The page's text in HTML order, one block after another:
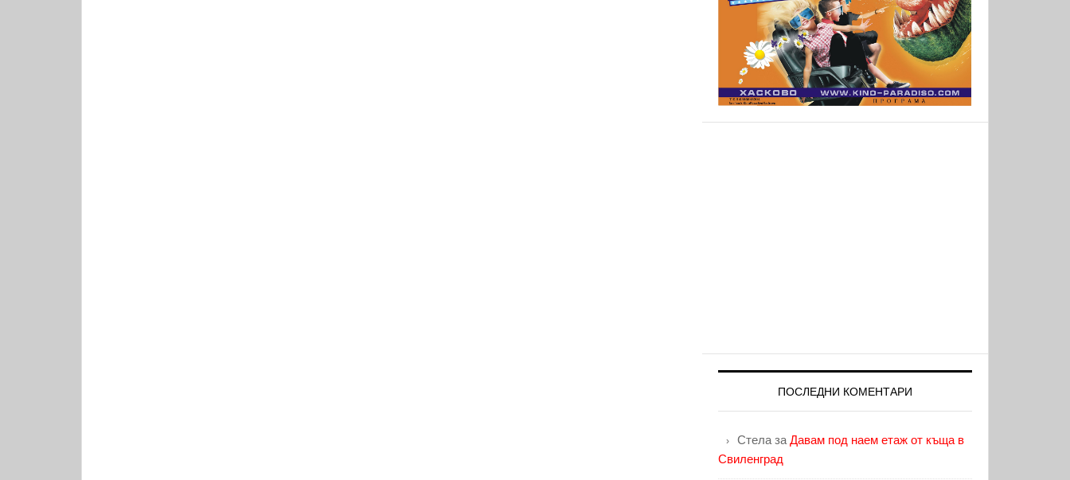
ПОСЛЕДНИ КОМЕНТАРИ
Стела за Давам под наем етаж от къща в
Свиленград